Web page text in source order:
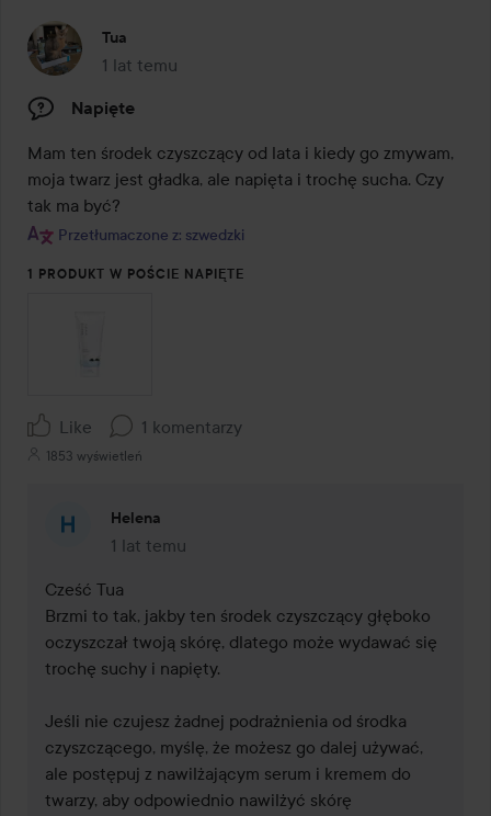
Tua
1 lat temu
Post został utworzony 1 lat temu
Napięte
Mam ten środek czyszczący od lata i kiedy go zmywam,
moja twarz jest gładka, ale napięta i trochę sucha. Czy
tak ma być?
Przetłumaczone z: szwedzki
1 PRODUKT W POŚCIE NAPIĘTE
Like 1 komentarzy
1853 wyświetleń
Helena
1 lat temu
Komentarz został dodany 1 lat temu
Cześć Tua
Brzmi to tak, jakby ten środek czyszczący głęboko
oczyszczał twoją skórę, dlatego może wydawać się
trochę suchy i napięty.
Jeśli nie czujesz żadnej podrażnienia od środka
czyszczącego, myślę, że możesz go dalej używać,
ale postępuj z nawilżającym serum i kremem do
twarzy, aby odpowiednio nawilżyć skórę